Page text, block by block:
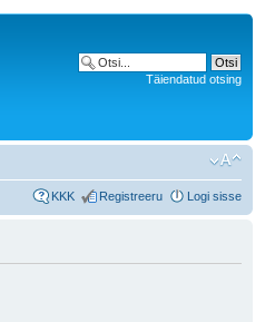
Täiendatud otsing
KKK Registreeru Logi sisse